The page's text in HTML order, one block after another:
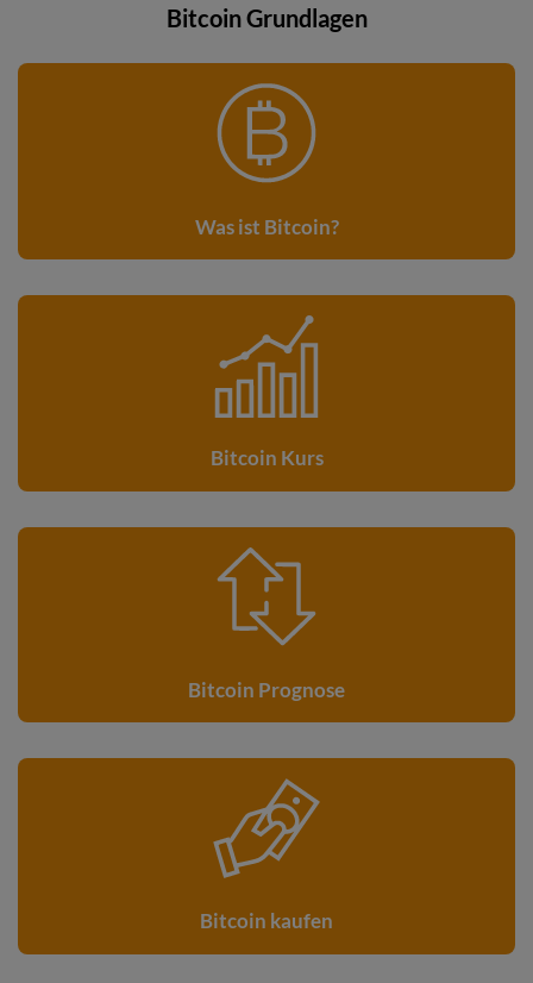
Bitcoin Grundlagen
Was ist Bitcoin?
Bitcoin Kurs
Bitcoin Prognose
Bitcoin kaufen